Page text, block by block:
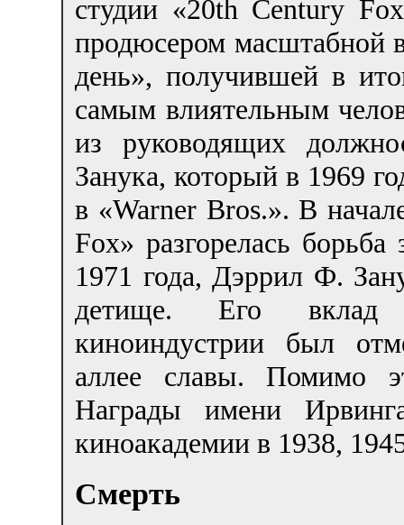
студии «20th Century
продюсером
день», получившей в
самым влиятельным
из руководящих
Занука, который в 1969
в «Warner Bros.». В
Fox» разгорелась
1971 года, Дэррил Ф.
детище. Его вклад
киноиндустрии был
аллее славы. Помимо
Награды имени
киноакадемии в 1938,
Смерть